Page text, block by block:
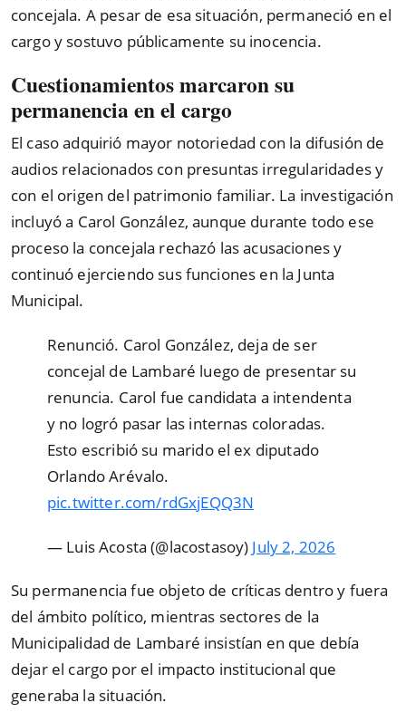
concejala. A pesar de esa situación, permaneció en el
cargo y sostuvo públicamente su inocencia.
Cuestionamientos marcaron su
permanencia en el cargo
El caso adquirió mayor notoriedad con la difusión de
audios relacionados con presuntas irregularidades y
con el origen del patrimonio familiar. La investigación
incluyó a Carol González, aunque durante todo ese
proceso la concejala rechazó las acusaciones y
continuó ejerciendo sus funciones en la Junta
Municipal.
Renunció. Carol González, deja de ser
concejal de Lambaré luego de presentar su
renuncia. Carol fue candidata a intendenta
y no logró pasar las internas coloradas.
Esto escribió su marido el ex diputado
Orlando Arévalo.
pic.twitter.com/rdGxjEQQ3N
— Luis Acosta (@lacostasoy) July 2, 2026
Su permanencia fue objeto de críticas dentro y fuera
del ámbito político, mientras sectores de la
Municipalidad de Lambaré insistían en que debía
dejar el cargo por el impacto institucional que
generaba la situación.